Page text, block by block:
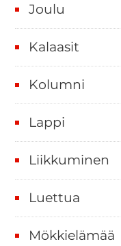
i
k
k
p
ä
ä
Joulu
Kalaasit
Kolumni
Lappi
Liikkuminen
Luettua
Mökkielämää